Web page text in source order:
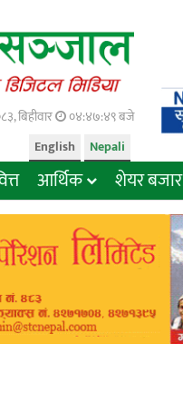
बिहीवार
०४:४७:५० बजे
Nepali
English
आर्थिक शेयर बजार